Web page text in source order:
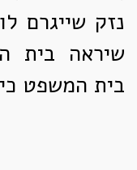
נזק שייגרם
שיראה בית
בית המשפט